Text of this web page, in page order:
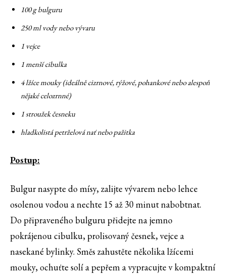
100 g bulguru
250 ml vody nebo vývaru
1 vejce
1 menší cibulka
4 lžíce mouky (ideálně cizrnové, rýžové, pohankové nebo alespoň
nějaké celozrnné)
1 stroužek česneku
hladkolistá petrželová nať nebo pažitka
Postup:
Bulgur nasypte do mísy, zalijte vývarem nebo lehce
osolenou vodou a nechte 15 až 30 minut nabobtnat.
Do připraveného bulguru přidejte na jemno
pokrájenou cibulku, prolisovaný česnek, vejce a
nasekané bylinky. Směs zahustěte několika lžícemi
mouky, ochuťte solí a pepřem a vypracujte v kompaktní